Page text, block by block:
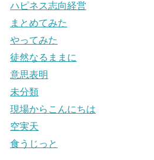
ハピネス志向経営
まとめてみた
やってみた
徒然なるままに
意思表明
未分類
現場からこんにちは
空実天
食うじっと